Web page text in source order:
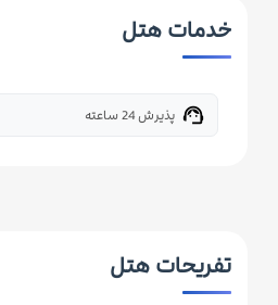
خدمات هتل
support_agent پذیرش 24 ساعته
تفریحات هتل